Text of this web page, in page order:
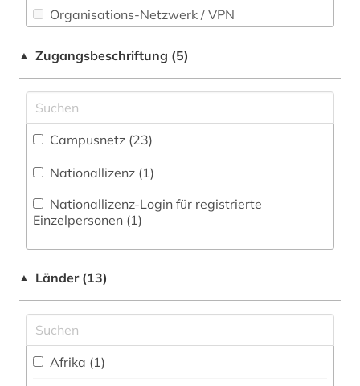
Sport (0)
Theologie und Religionswissenschaften (9)
Werkstoffwissenschaften und
Fertigungstechnik (0)
Museumswesen (0)
geschichte 1000-1917 (1)
geschichte 1350-1500 (1)
geschichte 1450-1930 (2)
Organisations-Netzwerk / VPN
Shibboleth
Zugriff vor Ort
▲ Zugangsbeschriftung (5)
Campusnetz (23)
Nationallizenz (1)
Einzelpersonen (1)
▲ Länder (13)
Afrika (1)